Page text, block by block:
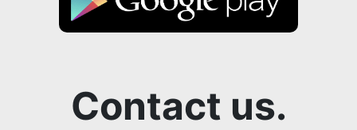
Contact us.